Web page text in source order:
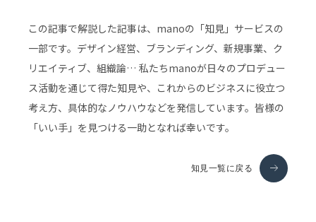
この記事で解説した記事は、manoの「知見」サービスの
一部です。デザイン経営、ブランディング、新規事業、ク
リエイティブ、組織論… 私たちmanoが日々のプロデュー
ス活動を通じて得た知見や、これからのビジネスに役立つ
考え方、具体的なノウハウなどを発信しています。皆様の
「いい手」を見つける一助となれば幸いです。
知見一覧に戻る